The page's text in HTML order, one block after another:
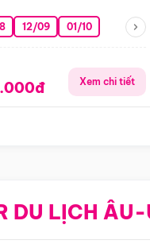
12/09 01/10
Xem chi tiết
DU LỊCH
Điểm nổi bật